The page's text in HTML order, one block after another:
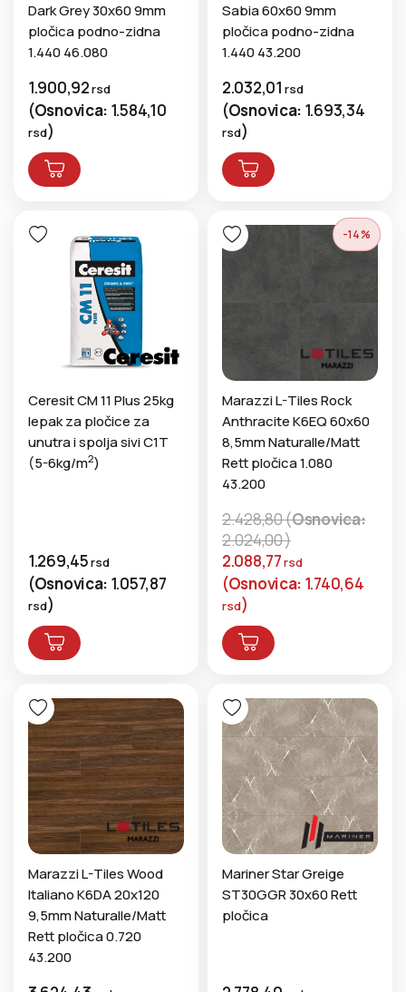
Dark Grey 30x60 9mm
pločica podno-zidna
1.440 46.080
1.900,92rsd
(Osnovica: 1.584,10
rsd)
Sabia 60x60 9mm
pločica podno-zidna
1.440 43.200
2.032,01rsd
(Osnovica: 1.693,34
rsd)
Ceresit CM 11 Plus 25kg
lepak za pločice za
unutra i spolja sivi C1T
(5-6kg/m2)
1.269,45rsd
(Osnovica: 1.057,87
rsd)
-14%
Marazzi L-Tiles Rock
Anthracite K6EQ 60x60
8,5mm Naturalle/Matt
Rett pločica 1.080
43.200
2.428,80(Osnovica:
2.024,00)
2.088,77rsd
(Osnovica: 1.740,64
rsd)
Marazzi L-Tiles Wood
Italiano K6DA 20x120
9,5mm Naturalle/Matt
Rett pločica 0.720
43.200
Mariner Star Greige
ST30GGR 30x60 Rett
pločica